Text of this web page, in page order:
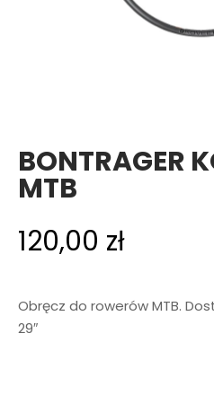
BONTRAGER
MTB
120,00 zł
Obręcz do rowerów MTB.
29″